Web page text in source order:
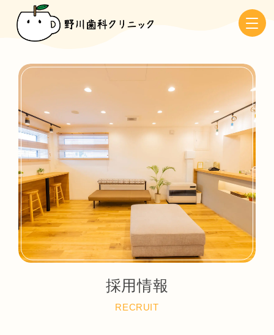
採用情報
RECRUIT